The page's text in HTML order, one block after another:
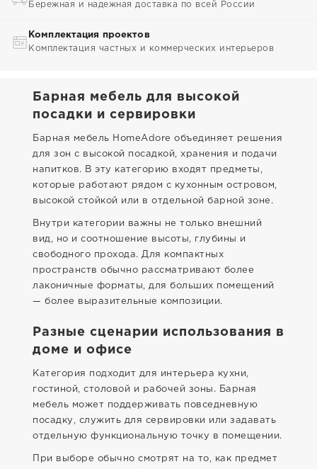
Бережная и надежная доставка по всей России
Комплектация проектов
Комплектация частных и коммерческих интерьеров
Барная мебель для высокой
посадки и сервировки
Барная мебель HomeAdore объединяет решения
для зон с высокой посадкой, хранения и подачи
напитков. В эту категорию входят предметы,
которые работают рядом с кухонным островом,
высокой стойкой или в отдельной барной зоне.
Внутри категории важны не только внешний
вид, но и соотношение высоты, глубины и
свободного прохода. Для компактных
пространств обычно рассматривают более
лаконичные форматы, для больших помещений
— более выразительные композиции.
Разные сценарии использования в
доме и офисе
Категория подходит для интерьера кухни,
гостиной, столовой и рабочей зоны. Барная
мебель может поддерживать повседневную
посадку, служить для сервировки или задавать
отдельную функциональную точку в помещении.
При выборе обычно смотрят на то, как предмет